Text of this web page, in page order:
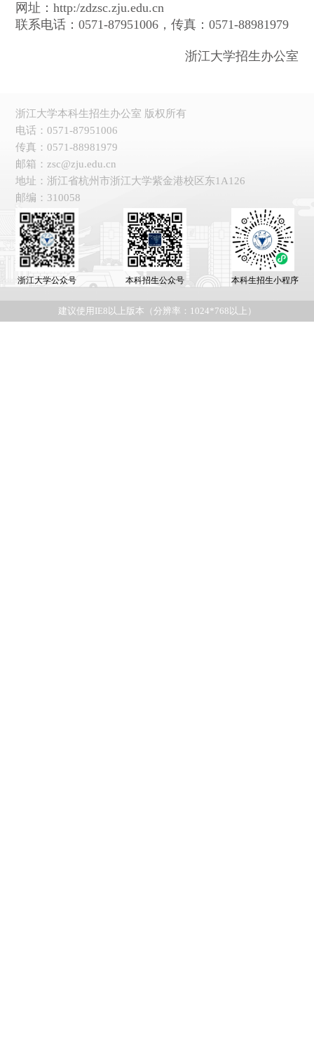
网址：http:/zdzsc.zju.edu.cn
联系电话：0571-87951006，传真：0571-88981979
浙江大学招生办公室
浙江大学本科生招生办公室 版权所有
电话：0571-87951006
传真：0571-88981979
邮箱：zsc@zju.edu.cn
地址：浙江省杭州市浙江大学紫金港校区东1A126
邮编：310058
浙江大学公众号 本科招生公众号 本科生招生小程序
建议使用IE8以上版本（分辨率：1024*768以上）